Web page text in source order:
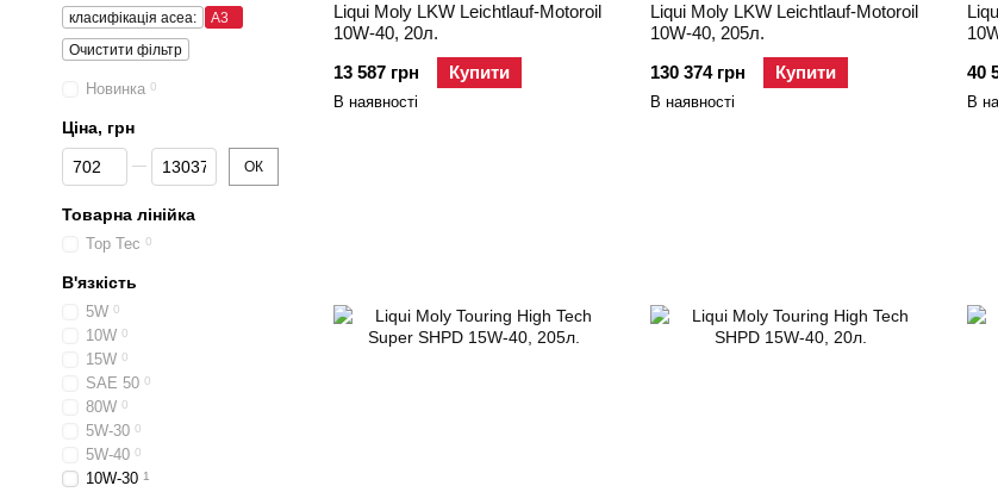
Liqui Moly LKW Leichtlauf-Motoroil
10W-40, 20л.
13 587 грн
Купити
В наявності
Liqui Moly LKW Leichtlauf-Motoroil
10W-40, 205л.
130 374 грн
Купити
В наявності
40
В
класифікація acea:
A3
Очистити фільтр
Новинка 0
Ціна, грн
Від Ціна, грн
До Ціна, грн ОК
Товарна лінійка
Top Tec 0
В'язкість
5W 0
10W 0
15W 0
SAE 50 0
80W 0
5W-30 0
5W-40 0
10W-30 1